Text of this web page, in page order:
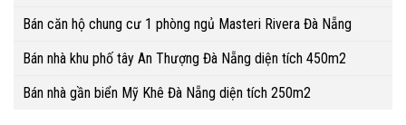
Bán căn hộ chung cư 1 phòng ngủ Masteri Rivera Đà Nẵng
Bán nhà khu phố tây An Thượng Đà Nẵng diện tích 450m2
Bán nhà gần biển Mỹ Khê Đà Nẵng diện tích 250m2